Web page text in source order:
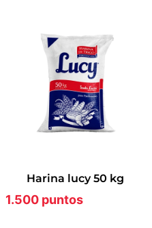
harina lucy 50 kg
1.500 puntos